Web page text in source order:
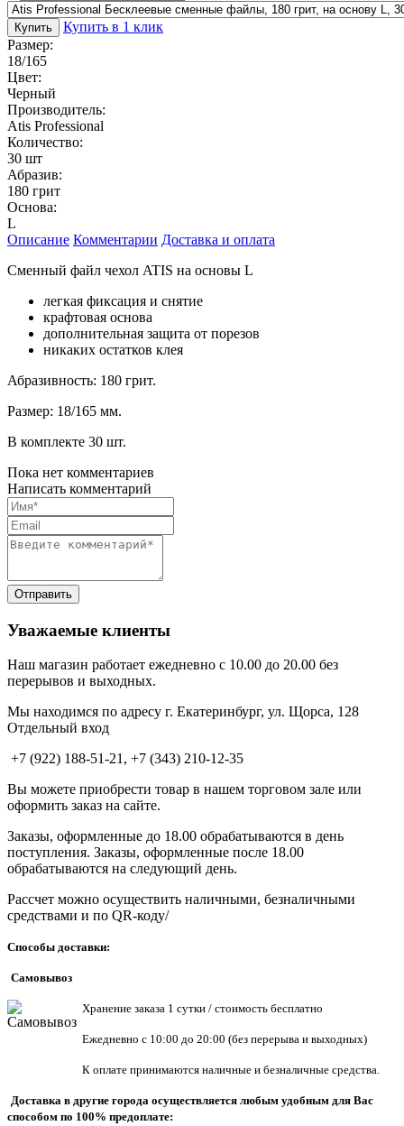
Купить
Купить в 1 клик
Размер:
18/165
Цвет:
Черный
Производитель:
Atis Professional
Количество:
30 шт
Абразив:
180 грит
Основа:
L
Описание Комментарии Доставка и оплата
Сменный файл чехол ATIS на основы L
легкая фиксация и снятие
крафтовая основа
дополнительная защита от порезов
никаких остатков клея
Абразивность: 180 грит.
Размер: 18/165 мм.
В комплекте 30 шт.
Пока нет комментариев
Написать комментарий
Уважаемые клиенты
Наш магазин работает ежедневно с 10.00 до 20.00 без
перерывов и выходных.
Мы находимся по адресу г. Екатеринбург, ул. Щорса, 128
Отдельный вход
+7 (922) 188-51-21, +7 (343) 210-12-35
Вы можете приобрести товар в нашем торговом зале или
оформить заказ на сайте.
Заказы, оформленные до 18.00 обрабатываются в день
поступления. Заказы, оформленные после 18.00
обрабатываются на следующий день.
Рассчет можно осуществить наличными, безналичными
средствами и по QR-коду/
Способы доставки:
Самовывоз
Хранение заказа 1 сутки / стоимость бесплатно
Ежедневно с 10:00 до 20:00 (без перерыва и выходных)
К оплате принимаются наличные и безналичные средства.
Доставка в другие города осуществляется любым удобным для Вас
способом по 100% предоплате: